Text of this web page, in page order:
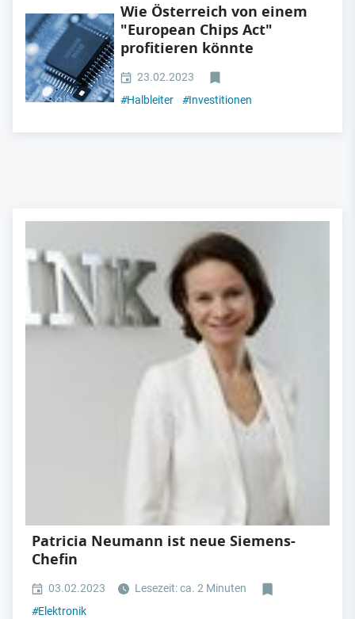
Wie Österreich von einem
"European Chips Act"
profitieren könnte
23.02.2023
#Halbleiter #Investitionen
Patricia Neumann ist neue Siemens-
Chefin
03.02.2023
Lesezeit: ca. 2 Minuten
#Elektronik